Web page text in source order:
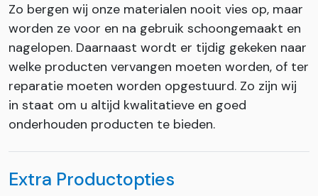
Zo bergen wij onze materialen nooit vies op, maar
worden ze voor en na gebruik schoongemaakt en
nagelopen. Daarnaast wordt er tijdig gekeken naar
welke producten vervangen moeten worden, of ter
reparatie moeten worden opgestuurd. Zo zijn wij
in staat om u altijd kwalitatieve en goed
onderhouden producten te bieden.
Extra Productopties